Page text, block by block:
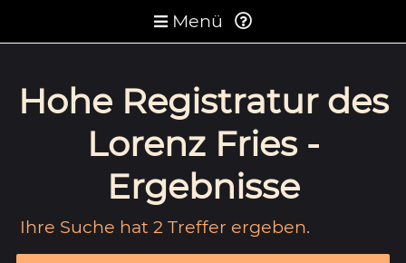
Menü
Hohe Registratur des
Lorenz Fries -
Ergebnisse
Ihre Suche hat 2 Treffer ergeben.